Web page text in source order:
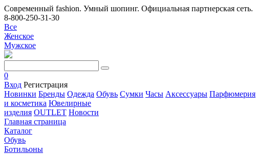
Современный fashion. Умный шопинг. Официальная партнерская сеть.
8-800-250-31-30
Все
Женское
Мужское
0
Вход Регистрация
Новинки Бренды Одежда Обувь Сумки Часы Аксессуары Парфюмерия
и косметика Ювелирные
изделия OUTLET Новости
Главная страница
Каталог
Обувь
Ботильоны